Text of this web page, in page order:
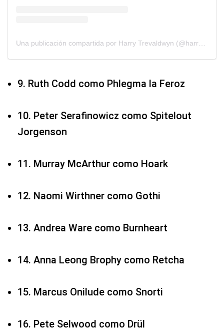
Una publicación compartida por Harry Trevaldwyn (@harrytrevaldwyn)
9. Ruth Codd como Phlegma la Feroz
10. Peter Serafinowicz como Spitelout
Jorgenson
11. Murray McArthur como Hoark
12. Naomi Wirthner como Gothi
13. Andrea Ware como Burnheart
14. Anna Leong Brophy como Retcha
15. Marcus Onilude como Snorti
16. Pete Selwood como Drül